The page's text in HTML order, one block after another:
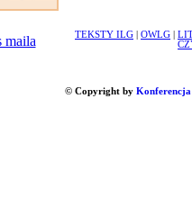
TEKSTY ILG OWLG
© Copyright by Konferencja